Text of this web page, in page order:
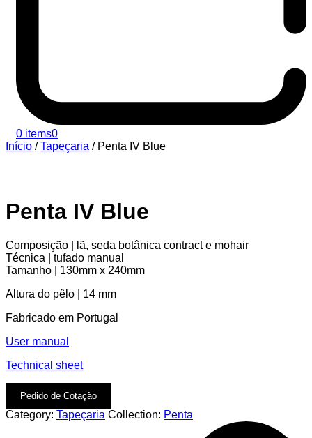
0 items0
Início /Tapeçaria / Penta IV Blue
Penta IV Blue
Composição | lã, seda botânica contract e mohair
Técnica | tufado manual
Tamanho | 130mm x 240mm
Altura do pêlo | 14 mm
Fabricado em Portugal
User manual
Technical sheet
Pedido de Cotação
Category: Tapeçaria Collection: Penta